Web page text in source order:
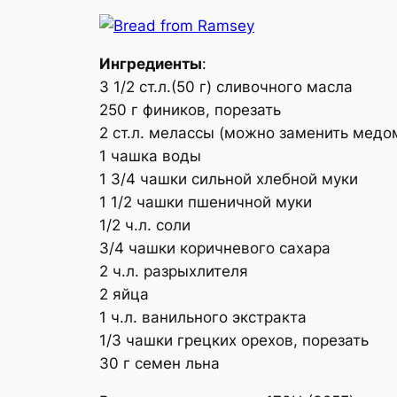
Ингредиенты:
3 1/2 ст.л.(50 г) сливочного масла
250 г фиников, порезать
2 ст.л. мелассы (можно заменить
1 чашка воды
1 3/4 чашки сильной хлебной муки
1 1/2 чашки пшеничной муки
1/2 ч.л. соли
3/4 чашки коричневого сахара
2 ч.л. разрыхлителя
2 яйца
1 ч.л. ванильного экстракта
1/3 чашки грецких орехов, порезать
30 г семен льна